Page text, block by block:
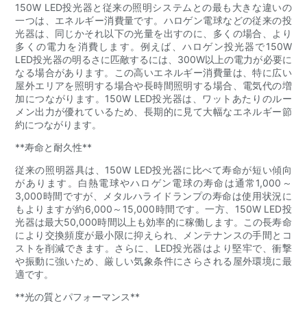
150W LED投光器と従来の照明システムとの最も大きな違いの
一つは、エネルギー消費量です。ハロゲン電球などの従来の投
光器は、同じかそれ以下の光量を出すのに、多くの場合、より
多くの電力を消費します。例えば、ハロゲン投光器で150W
LED投光器の明るさに匹敵するには、300W以上の電力が必要に
なる場合があります。この高いエネルギー消費量は、特に広い
屋外エリアを照明する場合や長時間照明する場合、電気代の増
加につながります。150W LED投光器は、ワットあたりのルー
メン出力が優れているため、長期的に見て大幅なエネルギー節
約につながります。
**寿命と耐久性**
従来の照明器具は、150W LED投光器に比べて寿命が短い傾向
があります。白熱電球やハロゲン電球の寿命は通常1,000～
3,000時間ですが、メタルハライドランプの寿命は使用状況に
もよりますが約6,000～15,000時間です。一方、150W LED投
光器は最大50,000時間以上も効率的に稼働します。この長寿命
により交換頻度が最小限に抑えられ、メンテナンスの手間とコ
ストを削減できます。さらに、LED投光器はより堅牢で、衝撃
や振動に強いため、厳しい気象条件にさらされる屋外環境に最
適です。
**光の質とパフォーマンス**